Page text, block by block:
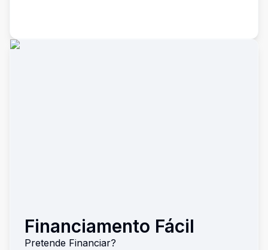
Financiamento Fácil
Pretende Financiar?